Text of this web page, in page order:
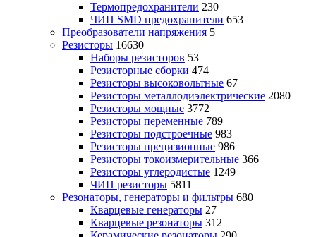
Термопредохранители 230
ЧИП SMD предохранители 653
Преобразователи напряжения 5
Резисторы 16630
Наборы резисторов 53
Резисторные сборки 474
Резисторы высоковольтные 67
Резисторы металлодиэлектрические 2080
Резисторы мощные 3772
Резисторы переменные 789
Резисторы подстроечные 983
Резисторы прецизионные 986
Резисторы токоизмерительные 366
Резисторы углеродистые 1249
ЧИП резисторы 5811
Резонаторы, генераторы и фильтры 680
Кварцевые генераторы 27
Кварцевые резонаторы 312